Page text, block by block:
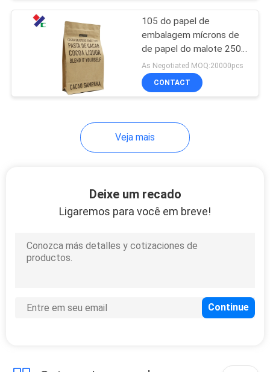
Saco do
empacotamento de
alimentos para
animais de
estimação
Filme frio do selo
malote do bico
105 do papel de
embalagem mícrons de
de papel do malote 250g
1kg Brown ensacam com
a uma válvula da maneira
As Negotiated MOQ:20000pcs
CONTACT
Veja mais
Deixe um recado
Ligaremos para você em breve!